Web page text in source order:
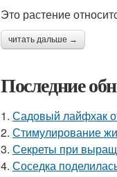
Это растение
читать дальше →
Последние
1. Садовый лайфхак
2. Стимулирование
3. Секреты при
4. Соседка